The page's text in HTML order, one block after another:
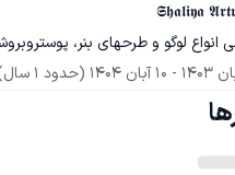
𝕾𝖍𝖆𝖑𝖎𝖞𝖆
انواع لوگو و طرحهای بنر،
- 10 آبان 1404 (حدود 1 سال)